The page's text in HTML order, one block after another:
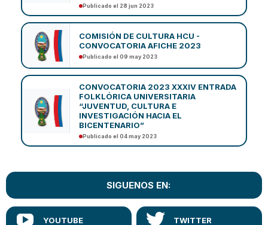
Publicado el 28 jun 2023
COMISIÓN DE CULTURA HCU -
CONVOCATORIA AFICHE 2023
Publicado el 09 may 2023
CONVOCATORIA 2023 XXXIV ENTRADA
FOLKLÓRICA UNIVERSITARIA
“JUVENTUD, CULTURA E
INVESTIGACIÓN HACIA EL
BICENTENARIO”
Publicado el 04 may 2023
SIGUENOS EN: